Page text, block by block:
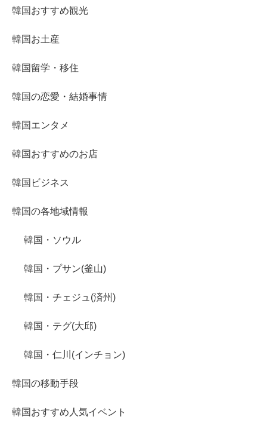
韓国おすすめ観光
韓国お土産
韓国留学・移住
韓国の恋愛・結婚事情
韓国エンタメ
韓国おすすめのお店
韓国ビジネス
韓国の各地域情報
韓国・ソウル
韓国・プサン(釜山)
韓国・チェジュ(済州)
韓国・テグ(大邱)
韓国・仁川(インチョン)
韓国の移動手段
韓国おすすめ人気イベント